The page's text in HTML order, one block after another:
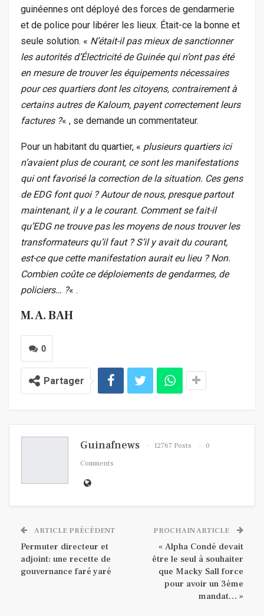
guinéennes ont déployé des forces de gendarmerie
et de police pour libérer les lieux. Était-ce la bonne et
seule solution. « N’était-il pas mieux de sanctionner
les autorités d’Électricité de Guinée qui n’ont pas été
en mesure de trouver les équipements nécessaires
pour ces quartiers dont les citoyens, contrairement à
certains autres de Kaloum, payent correctement leurs
factures ?« , se demande un commentateur.
Pour un habitant du quartier, « plusieurs quartiers ici
n’avaient plus de courant, ce sont les manifestations
qui ont favorisé la correction de la situation. Ces gens
de EDG font quoi ? Autour de nous, presque partout
maintenant, il y a le courant. Comment se fait-il
qu’EDG ne trouve pas les moyens de nous trouver les
transformateurs qu’il faut ? S’il y avait du courant,
est-ce que cette manifestation aurait eu lieu ? Non.
Combien coûte ce déploiements de gendarmes, de
policiers… ?« .
M. A. BAH
0
Partager
Guinafnews 12767 Posts
0
Comments
ARTICLE PRÉCÉDENT
Permuter directeur et
adjoint: une recette de
gouvernance faré yaré
PROCHAIN ARTICLE
« Alpha Condé devait
être le seul à souhaiter
que Macky Sall force
pour avoir un 3ème
mandat… »